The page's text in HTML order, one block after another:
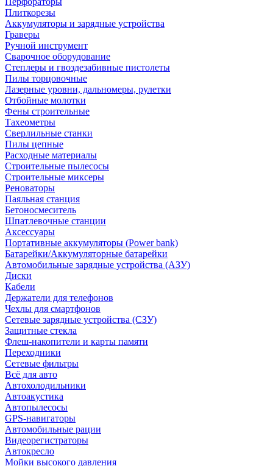
Плиткорезы
Аккумуляторы и зарядные устройства
Граверы
Ручной инструмент
Сварочное оборудование
Степлеры и гвоздезабивные пистолеты
Пилы торцовочные
Лазерные уровни, дальномеры, рулетки
Отбойные молотки
Фены строительные
Тахеометры
Сверлильные станки
Пилы цепные
Расходные материалы
Строительные пылесосы
Строительные миксеры
Реноваторы
Паяльная станция
Бетоносмеситель
Шпатлевочные станции
Аксессуары
Портативные аккумуляторы (Power bank)
Батарейки/Аккумуляторные батарейки
Автомобильные зарядные устройства (АЗУ)
Диски
Кабели
Держатели для телефонов
Чехлы для смартфонов
Сетевые зарядные устройства (СЗУ)
Защитные стекла
Флеш-накопители и карты памяти
Переходники
Сетевые фильтры
Всё для авто
Автохолодильники
Автоакустика
Автопылесосы
GPS-навигаторы
Автомобильные рации
Видеорегистраторы
Автокресло
Мойки высокого давления